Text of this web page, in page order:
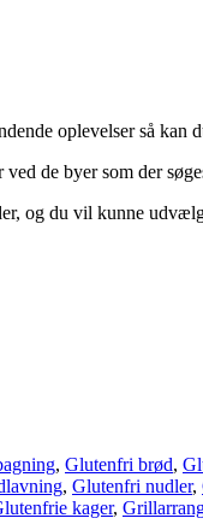
oplevelser så kan
de byer som der
og du vil kunne
, Glutenfri brød,
, Glutenfri nudler,
kager,